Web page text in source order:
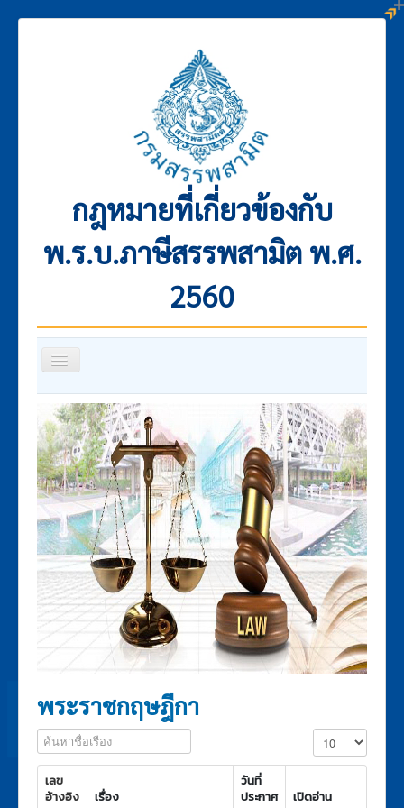
กฎหมายที่เกี่ยวข้องกับ
พ.ร.บ.ภาษีสรรพสามิต พ.ศ.
2560
สลับ
วิ
เก
ชั่น
พ.ร.บ.ภาษีสรรพสามิต 2560
พระราชกฤษฎีกา
กฎกระทรวง
ประกาศกระทรวงการคลัง
ประกาศกรมสรรพสามิต
ระเบียบกรมสรรพสามิต
คำสั่งกรมสรรพสามิต
กฎสํานักนายกรัฐมนตรี
กฎหมายอื่นๆ
แบบฟอร์มภาษีสรรพสามิต
พระราชกฤษฎีกา
ค้นหาชื่อเรือง แสดง #
เลข
อ้างอิง
เรื่อง
วันที่
ประกาศ
เปิดอ่าน